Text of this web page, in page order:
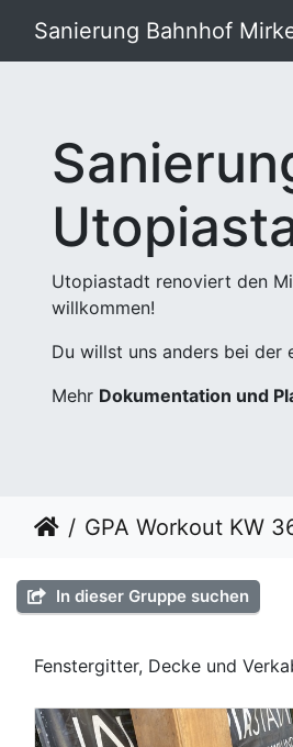
Sanierung Bahnhof
Utopiastadt renoviert den
willkommen!
Du willst uns anders bei der
Mehr Dokumentation und
GPA Workout KW
In dieser Gruppe suchen
Fenstergitter, Decke und